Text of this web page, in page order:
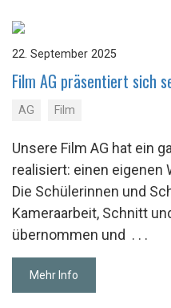
22. September 2025
Film AG prä­sen­tiert sich
AG Film
Unsere Film AG hat ein
realisiert: einen eigenen
Die Schülerinnen und
Kameraarbeit, Schnitt
übernommen und . . .
Mehr Info